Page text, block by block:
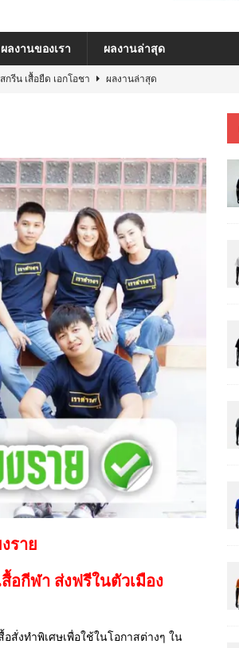
ผลงานของเรา ผลงานล่าสุด
กรีน เสื้อยืด เอกโอชา
ผลงานล่าสุด
กรีน เสื้อ MARKINN”S
ผลงานล่าสุด
สกรีนเสื้อ ครบรอบ 60 ปี รถไฟฟ้าสายสีชมพู
ราย
สื้อกีฬา ส่งฟรีในตัวเมือง
สั่งทำพิเศษเพื่อใช้ในโอกาสต่างๆ ใน